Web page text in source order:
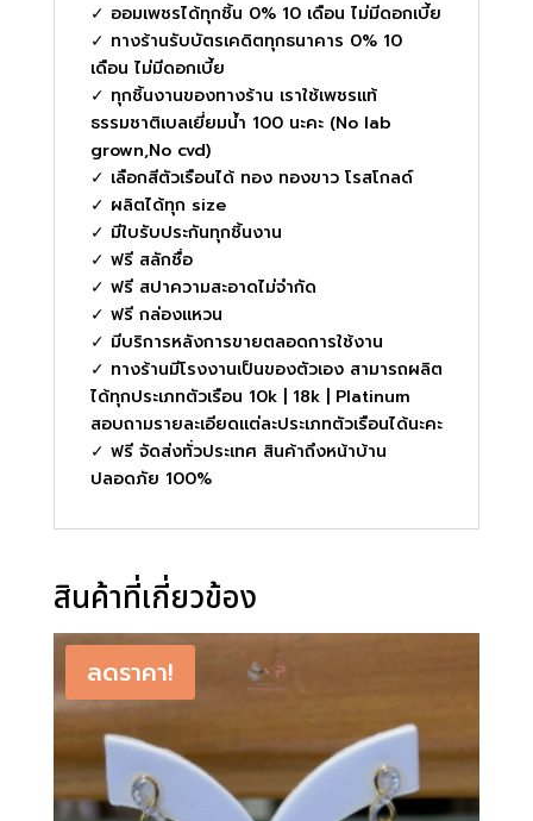
✓ ออมเพชรได้ทุกชิ้น 0% 10 เดือน ไม่มีดอกเบี้ย
✓ ทางร้านรับบัตรเคดิตทุกธนาคาร 0% 10
เดือน ไม่มีดอกเบี้ย
✓ ทุกชิ้นงานของทางร้าน เราใช้เพชรแท้
ธรรมชาติเบลเยี่ยมน้ำ 100 นะคะ (No lab
grown,No cvd)
✓ เลือกสีตัวเรือนได้ ทอง ทองขาว โรสโกลด์
✓ ผลิตได้ทุก size
✓ มีใบรับประกันทุกชิ้นงาน
✓ ฟรี สลักชื่อ
✓ ฟรี สปาความสะอาดไม่จำกัด
✓ ฟรี กล่องแหวน
✓ มีบริการหลังการขายตลอดการใช้งาน
✓ ทางร้านมีโรงงานเป็นของตัวเอง สามารถผลิต
ได้ทุกประเภทตัวเรือน 10k | 18k | Platinum
สอบถามรายละเอียดแต่ละประเภทตัวเรือนได้นะคะ
✓ ฟรี จัดส่งทั่วประเทศ สินค้าถึงหน้าบ้าน
ปลอดภัย 100%
สินค้าที่เกี่ยวข้อง
ลดราคา!